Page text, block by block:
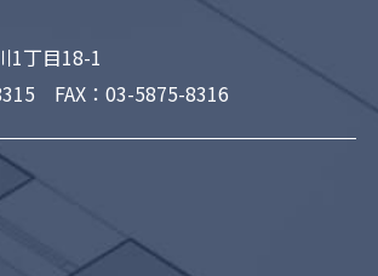
1丁目18-1
FAX：03-5875-8316